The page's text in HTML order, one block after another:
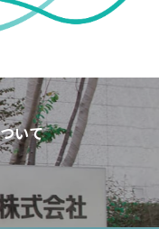
いて